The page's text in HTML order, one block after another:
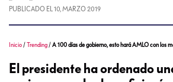
PUBLICADO EL 10, MARZO 2019
Inicio /Trending /A 100 días de gobierno, esto hará AMLO con los
El presidente ha ordenado